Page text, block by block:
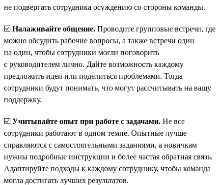
не подвергать сотрудника осуждению со стороны команды.
☑️ Налаживайте общение. Проводите групповые встречи, где
можно обсудить рабочие вопросы, а также встречи один
на один, чтобы сотрудники могли поговорить
с руководителем лично. Дайте возможность каждому
предложить идеи или поделиться проблемами. Тогда
сотрудники будут понимать, что могут рассчитывать на вашу
поддержку.
☑️ Учитывайте опыт при работе с задачами. Не все
сотрудники работают в одном темпе. Опытные лучше
справляются с самостоятельными заданиями, а новичкам
нужны подробные инструкции и более частая обратная связь.
Адаптируйте подходы к каждому сотруднику, чтобы команда
могла достигать лучших результатов.